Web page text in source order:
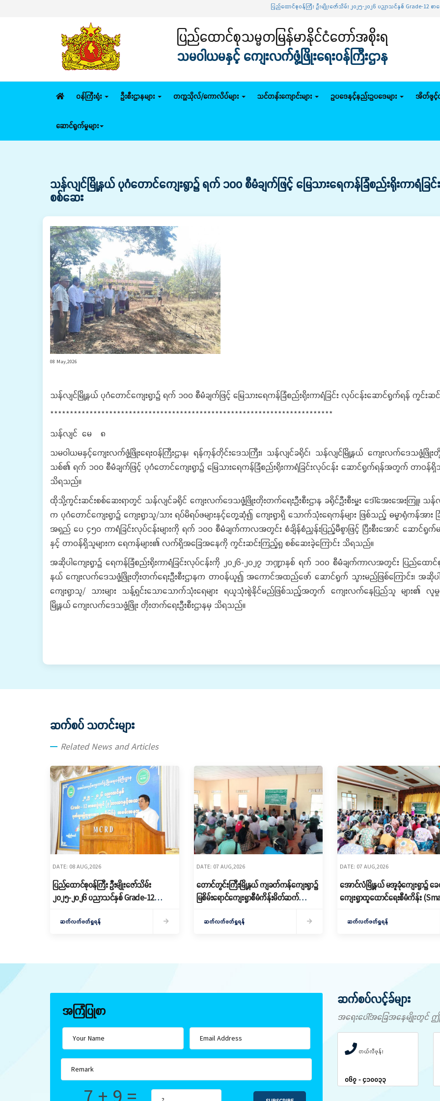
ပြည်ထောင်စုဝန်ကြီး ဦးမျိုးဇော်သိမ်း ၂၀၂၅-၂၀၂၆ ပညာသင်နှစ် Grade-12 စာမေးပွဲအောင်
ပြည်ထောင်စုသမ္မတမြန်မာနိုင်ငံတော်အစိုးရ
သမဝါယမနှင့် ကျေးလက်ဖွံ့ဖြိုးရေးဝန်ကြီးဌာန
ဝန်ကြီးရုံး ဦးစီးဌာနများ တက္ကသိုလ်/ကောလိပ်များ သင်တန်းကျောင်းများ ဥပဒေနှင့်နည်းဥပဒေများ အိတ်ဖွင့်တ
ဆောင်ရွက်မှုများ
သန်လျင်မြို့နယ် ပုဂံတောင်ကျေးရွာ၌ ရက် ၁၀၀ စီမံချက်ဖြင့် မြေသားရေကန်ခြံစည်းရိုးကာရံခ
စစ်ဆေး
08 May,2026
သန်လျင်မြို့နယ် ပုဂံတောင်ကျေးရွာ၌ ရက် ၁၀၀ စီမံချက်ဖြင့် မြေသားရေကန်ခြံစည်းရိုးကာရံခြင်း လုပ်ငန်းဆောင်ရွက်ရန် ကွင်းဆ
‎************************************************************************
‎သန်လျင် မေ ၈
သမဝါယမနှင့်ကျေးလက်ဖွံ့ဖြိုးရေးဝန်ကြီးဌာန၊ ရန်ကုန်တိုင်းဒေသကြီး၊ သန်လျင်ခရိုင်၊ သန်လျင်မြို့နယ် ကျေးလက်ဒေသဖွံ့ဖြို
သစ်၏ ရက် ၁၀၀ စီမံချက်ဖြင့် ပုဂံတောင်ကျေးရွာ၌ မြေသားရေကန်ခြံစည်းရိုးကာရံခြင်းလုပ်ငန်း ဆောင်ရွက်ရန်အတွက် တာဝန်
သိရသည်။
ထိုသို့ကွင်းဆင်းစစ်ဆေးရာတွင် သန်လျင်ခရိုင် ကျေးလက်ဒေသဖွံ့ဖြိုးတိုးတက်ရေးဦးစီးဌာန ခရိုင်ဦးစီးမှူး ဒေါ်အေးအေးကြူ၊ သန်လျ
က ပုဂံတောင်ကျေးရွာ၌ ကျေးရွာသူ/သား ရပ်မိရပ်ဖများနှင့်တွေ့ဆုံ၍ ကျေးရွာရှိ သောက်သုံးရေကန်များ ဖြစ်သည့် ဓမ္မာရုံကန်အာ
အရှည် ပေ ၄၅၀ ကာရံခြင်းလုပ်ငန်းများကို ရက် ၁၀၀ စီမံချက်ကာလအတွင်း စံချိန်စံညွှန်းပြည့်မီစွာဖြင့် ပြီးစီးအောင် ဆောင်ရွက်မည့်
နှင့် တာဝန်ရှိသူများက ရေကန်များ၏ လက်ရှိအခြေအနေကို ကွင်းဆင်းကြည့်ရှု စစ်ဆေးခဲ့ကြောင်း သိရသည်။
အဆိုပါကျေးရွာ၌ ရေကန်ခြံစည်းရိုးကာရံခြင်းလုပ်ငန်းကို ၂၀၂၆-၂၀၂၇ ဘဏ္ဍာနှစ် ရက် ၁၀၀ စီမံချက်ကာလအတွင်း ပြည်ထေ
နယ် ကျေးလက်ဒေသဖွံ့ဖြိုးတိုးတက်ရေးဦးစီးဌာနက တာဝန်ယူ၍ အကောင်အထည်ဖော် ဆောင်ရွက် သွားမည်ဖြစ်ကြောင်း၊ အဆိုပါလုပ်င
ကျေးရွာသူ/ သားများ သန့်ရှင်းသောသောက်သုံးရေများ ရယူသုံးစွဲနိုင်မည်ဖြစ်သည့်အတွက် ကျေးလက်နေပြည်သူ များ၏ လူမှု
မြို့နယ် ကျေးလက်ဒေသဖွံ့ဖြိုး တိုးတက်ရေးဦးစီးဌာနမှ သိရသည်။
ဆက်စပ် သတင်းများ
Related News and Articles
DATE: 08 AUG,2026
ပြည်ထောင်စုဝန်ကြီး ဦးမျိုးဇော်သိမ်း
၂၀၂၅-၂၀၂၆ ပညာသင်နှစ် Grade-12
သူများကို ဆုများချီးမြှင့်ပေးအပ်
ဆက်လက်ဖတ်ရှုရန်
DATE: 07 AUG,2026
တောင်တွင်းကြီးမြို့နယ် ကျခတ်ကန်ကျေးရွာ၌
မြစိမ်းရောင်ကျေးရွာစီမံကိန်းမိတ်ဆက်
ပြုလုပ်
ဆက်လက်ဖတ်ရှုရန်
DATE: 07 AUG,2026
အောင်လံမြို့နယ် မအူခုံကျေးရွာ၌ ခေ
ကျေးရွာထူထောင်ရေးစီမံကိန်း
ဖွဲ့စည်း
ဆက်လက်ဖတ်ရှုရန်
အကြံပြုစာ
7 + 9 =
ဆက်စပ်လင့်ခ်များ
အရေးပေါ်အခြေအနေမျိုးတွင် ဤ
တယ်လီဖုန်း
၀၆၇ - ၄၁၀၀၃၃